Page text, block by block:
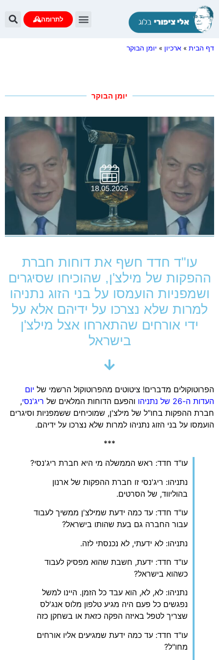
לתרומה
דף הבית » ארכיון » יומן הבוקר
יומן הבוקר
עו"ד חדד חשף את דוחות חברת
ההפקות של מילצ'ן, שהוכיחו שסיגרים
ושמפניות הועמסו על בני הזוג נתניהו
למרות שלא נצרכו על ידיהם אלא על
ידי אורחים שהתארחו אצל מילצ'ן
בישראל
הפרוטוקולים מדברים! ציטוטים מהפרוטוקול הרשמי של יום
העדות ה-26 של נתניהו
והפעם הדוחות המלאים של ריג'נסי,
חברת ההפקות בחו"ל של מילצ'ן, שמוכיחים ששמפניות וסיגרים
הועמסו על בני הזוג נתניהו למרות שלא נצרכו על ידיהם.
***
עו"ד חדד: ראש הממשלה מי היא חברת ריג'נסי?
נתניהו: ריג'נסי זו חברת ההפקות של ארנון
בהוליווד, של הסרטים.
עו"ד חדד: עד כמה ידעת שמילצ'ן ממשיך לעבוד
עבור החברה גם בעת שהותו בישראל?
נתניהו: לא ידעתי, לא נכנסתי לזה.
עו"ד חדד: ידעת, חשבת שהוא מפסיק לעבוד
כשהוא בישראל?
נתניהו: לא, לא, הוא עבד כל הזמן. היינו למשל
נפגשים כל פעם היה מגיע טלפון מלוס אנג'לס
שצריך לטפל באיזה הפקה כזאת או בשחקן כזה
עו"ד חדד: עד כמה ידעת שמגיעים אליו אורחים
מחו"ל?